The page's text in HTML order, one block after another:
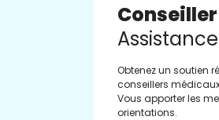
Assistance
Obtenez un soutien
conseillers
Vous apporter les
orientations.